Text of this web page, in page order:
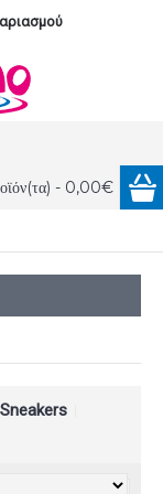
- 0,00€